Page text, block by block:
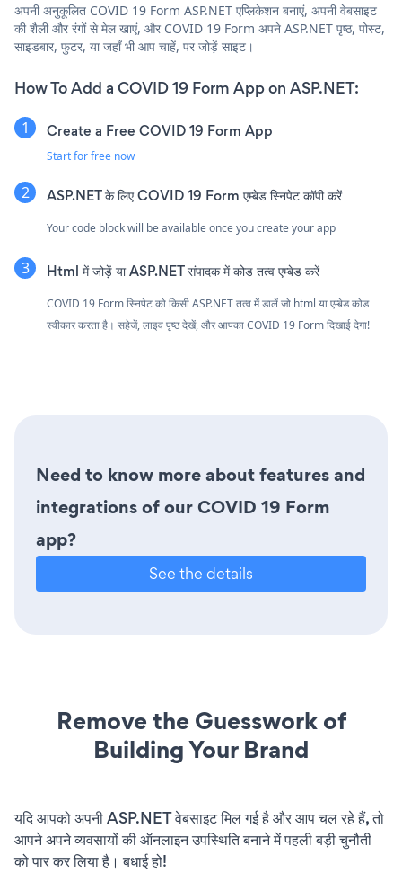
अपनी अनुकूलित COVID 19 Form ASP.NET एप्लिकेशन बनाएं, अपनी वेबसाइट
की शैली और रंगों से मेल खाएं, और COVID 19 Form अपने ASP.NET पृष्ठ, पोस्ट,
साइडबार, फुटर, या जहाँ भी आप चाहें, पर जोड़ें साइट।
How To Add a COVID 19 Form App on ASP.NET:
Create a Free COVID 19 Form App
Start for free now
ASP.NET के लिए COVID 19 Form एम्बेड स्निपेट कॉपी करें
Your code block will be available once you create your app
Html में जोड़ें या ASP.NET संपादक में कोड तत्व एम्बेड करें
COVID 19 Form स्निपेट को किसी ASP.NET तत्व में डालें जो html या एम्बेड कोड
स्वीकार करता है। सहेजें, लाइव पृष्ठ देखें, और आपका COVID 19 Form दिखाई देगा!
Need to know more about features and
integrations of our COVID 19 Form
app?
See the details
Remove the Guesswork of
Building Your Brand
यदि आपको अपनी ASP.NET वेबसाइट मिल गई है और आप चल रहे हैं, तो
आपने अपने व्यवसायों की ऑनलाइन उपस्थिति बनाने में पहली बड़ी चुनौती
को पार कर लिया है। बधाई हो!